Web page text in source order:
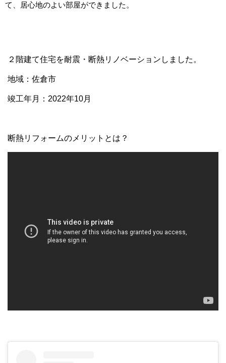
て、居心地のよい部屋ができました。
２階建て住宅を耐震・断熱リノベーションしました。
地域：佐倉市
竣工年月：2022年10月
断熱リフォームのメリットとは？